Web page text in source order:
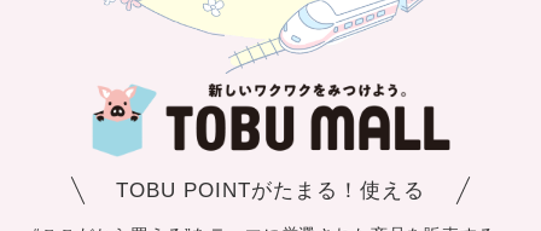
TOBU POINTがたまる！使える